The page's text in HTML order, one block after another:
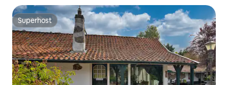
Superhost
Superhost